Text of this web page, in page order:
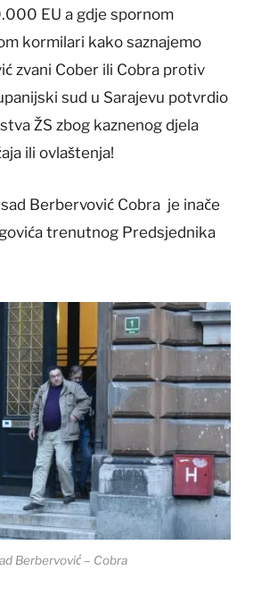
EU a gdje spornom
kormilari kako saznajemo
zvani Cober ili Cobra protiv
sud u Sarajevu potvrdio
ŽS zbog kaznenog djela
ili ovlaštenja!
Berbervović Cobra je inače
trenutnog Predsjednika
Berbervović – Cobra